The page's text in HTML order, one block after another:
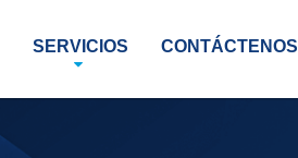
SERVICIOS CONTÁCTENOS